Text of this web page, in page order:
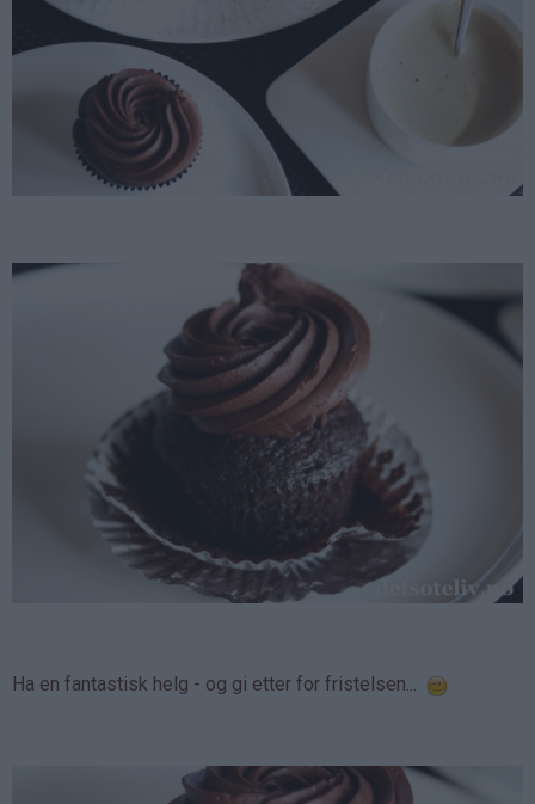
Ha en fantastisk helg - og gi etter for fristelsen...